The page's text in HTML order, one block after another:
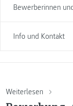
Bewerberinnen
Info und Kontakt
Weiterlesen